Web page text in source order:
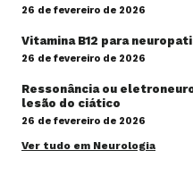
26 de fevereiro de 2026
Vitamina B12 para
26 de fevereiro de 2026
Ressonância ou
lesão do ciático
26 de fevereiro de 2026
Ver tudo em Neurologia